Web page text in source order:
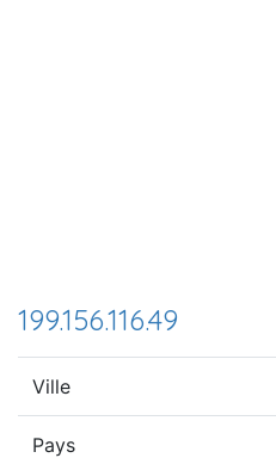
199.156.116.49
Ville
Pays